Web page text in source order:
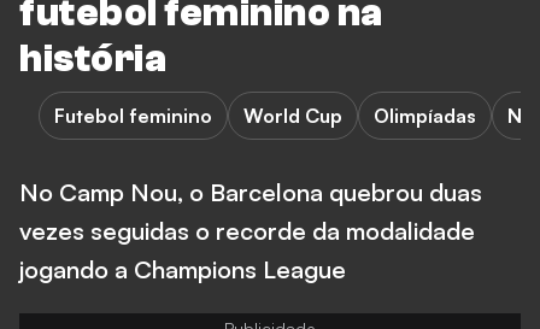
futebol feminino na
história
Futebol feminino World Cup Olimpíadas
No Camp Nou, o Barcelona quebrou duas
vezes seguidas o recorde da modalidade
jogando a Champions League